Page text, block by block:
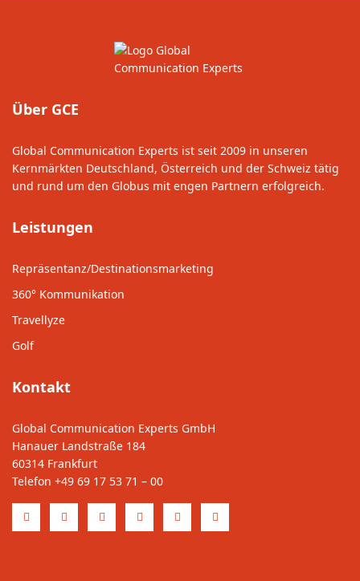
Über GCE
Global Communication Experts ist seit 2009 in unseren
Kernmärkten Deutschland, Österreich und der Schweiz tätig
und rund um den Globus mit engen Partnern erfolgreich.
Leistungen
Repräsentanz/Destinationsmarketing
360° Kommunikation
Travellyze
Golf
Kontakt
Global Communication Experts GmbH
Hanauer Landstraße 184
60314 Frankfurt
Telefon +49 69 17 53 71 – 00